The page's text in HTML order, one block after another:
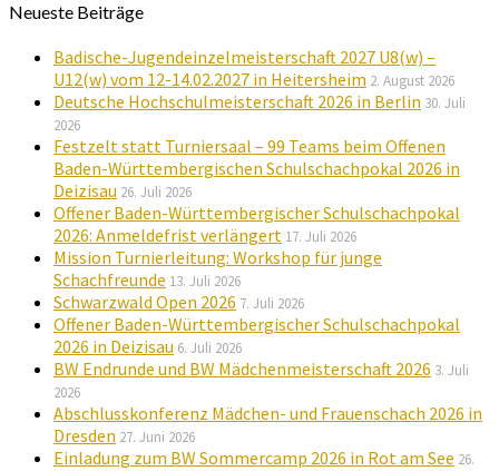
Neueste Beiträge
Badische-Jugendeinzelmeisterschaft 2027 U8(w) –
U12(w) vom 12-14.02.2027 in Heitersheim 2. August 2026
Deutsche Hochschulmeisterschaft 2026 in Berlin 30. Juli
2026
Festzelt statt Turniersaal – 99 Teams beim Offenen
Baden-Württembergischen Schulschachpokal 2026 in
Deizisau 26. Juli 2026
Offener Baden-Württembergischer Schulschachpokal
2026: Anmeldefrist verlängert 17. Juli 2026
Mission Turnierleitung: Workshop für junge
Schachfreunde 13. Juli 2026
Schwarzwald Open 2026 7. Juli 2026
Offener Baden-Württembergischer Schulschachpokal
2026 in Deizisau 6. Juli 2026
BW Endrunde und BW Mädchenmeisterschaft 2026 3. Juli
2026
Abschlusskonferenz Mädchen- und Frauenschach 2026 in
Dresden 27. Juni 2026
Einladung zum BW Sommercamp 2026 in Rot am See 26.